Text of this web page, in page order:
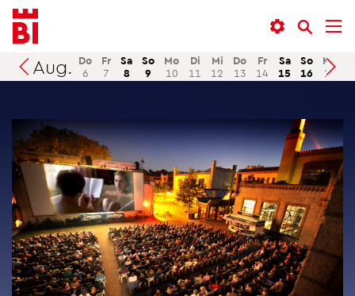
In­
halt
an­
sprin­
Menü
an­
sprin­
gen
Suche
an­
sprin­
gen
Suchen
Aug. Do
6
Fr
7
Sa
8
So
9
Mo
10
Di
11
Mi
12
Do
13
Fr
14
Sa
15
So
16
Mo
17